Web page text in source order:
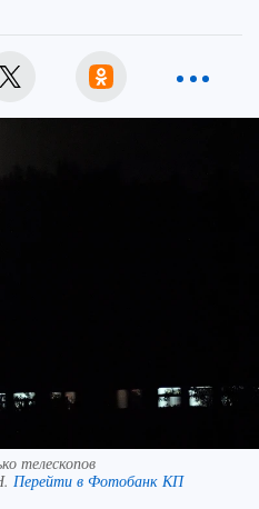
телескопов
Перейти в Фотобанк КП